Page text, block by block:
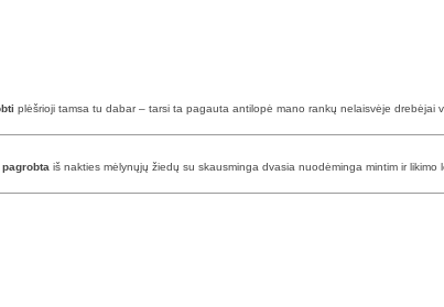
plėšrioji tamsa tu dabar – tarsi ta pagauta antilopė mano rankų nelaisvėje drebėjai
pagrobta iš nakties mėlynųjų žiedų su skausminga dvasia nuodėminga mintim ir